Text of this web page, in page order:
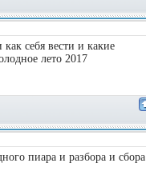
себя вести и какие
лето 2017
пиара и разбора и сбора